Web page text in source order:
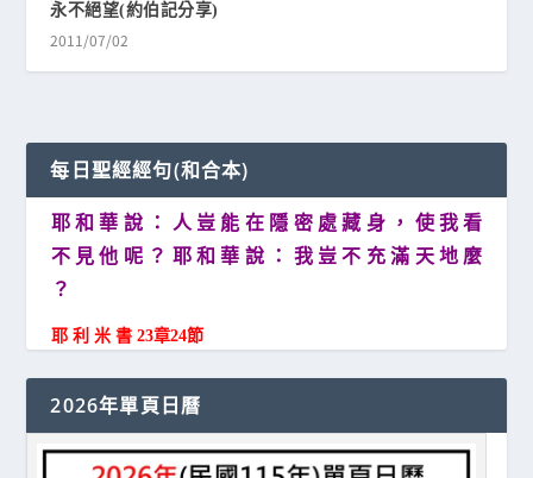
永不絕望(約伯記分享)
2011/07/02
每日聖經經句(和合本)
耶 和 華 說 ： 人 豈 能 在 隱 密 處 藏 身 ， 使 我 看
不 見 他 呢 ？ 耶 和 華 說 ： 我 豈 不 充 滿 天 地 麼
？
耶 利 米 書 23章24節
2026年單頁日曆